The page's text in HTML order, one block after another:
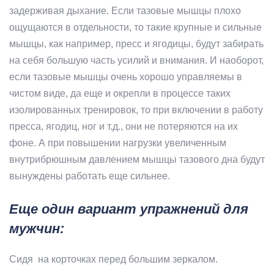
задерживая дыхание. Если тазовые мышцы плохо
ощущаются в отдельности, то такие крупные и сильные
мышцы, как например, пресс и ягодицы, будут забирать
на себя большую часть усилий и внимания. И наоборот,
если тазовые мышцы очень хорошо управляемы в
чистом виде, да еще и окрепли в процессе таких
изолированных тренировок, то при включении в работу
пресса, ягодиц, ног и т.д., они не потеряются на их
фоне. А при повышении нагрузки увеличенным
внутрибрюшным давлением мышцы тазового дна будут
вынуждены работать еще сильнее.
Еще один вариант упражнений для
мужчин:
Сидя на корточках перед большим зеркалом.